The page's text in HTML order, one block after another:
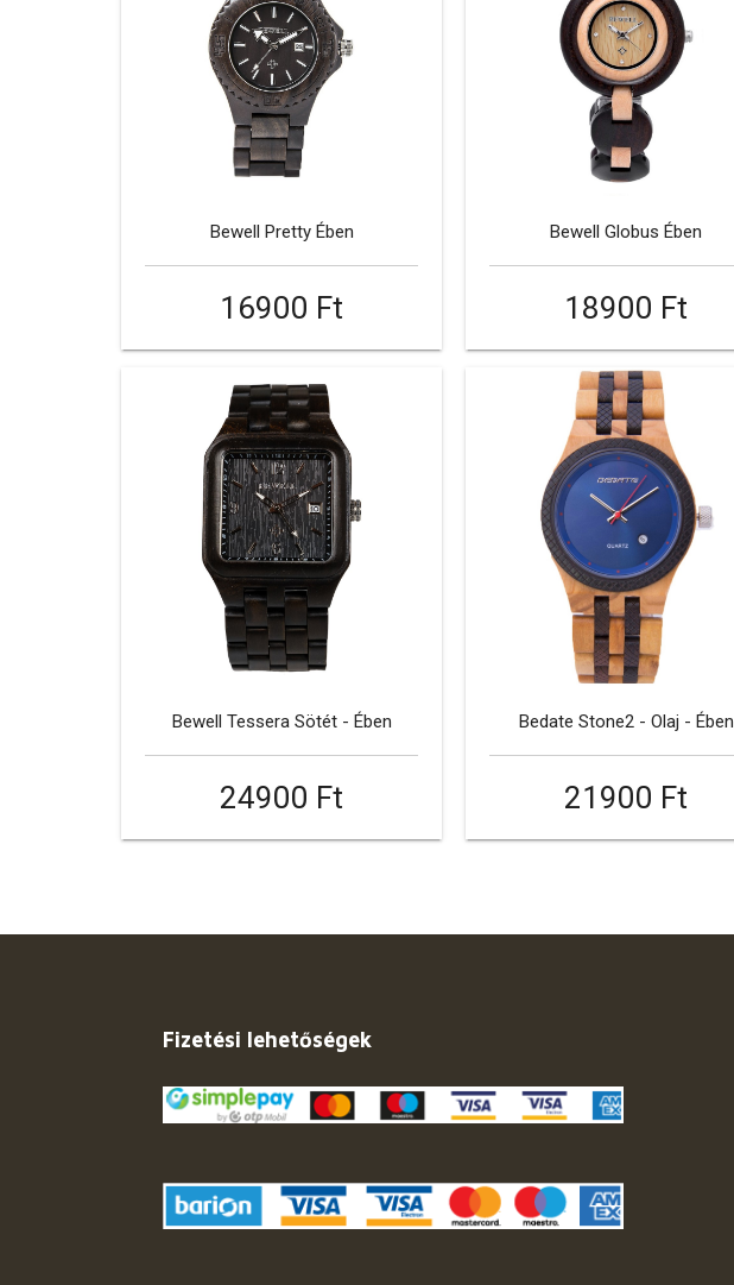
Bewell Pretty Ében
16900 Ft
Bewell Globus Ében
18900 Ft
Bewell Tessera Sötét - Ében
24900 Ft
Bedate Stone2 - Olaj - Ében
21900 Ft
Fizetési lehetőségek